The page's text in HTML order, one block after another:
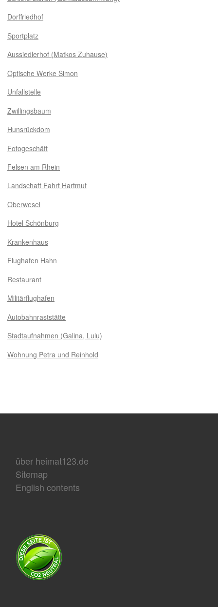
Dorffriedhof
Sportplatz
Aussiedlerhof (Matkos Zuhause)
Optische Werke Simon
Unfallstelle
Zwillingsbaum
Hunsrückdom
Fotogeschäft
Felsen am Rhein
Landschaft Fahrt Hartmut
Oberwesel
Hotel Schönburg
Krankenhaus
Flughafen Hahn
Restaurant
Militärflughafen
Autobahnraststätte
Stadtaufnahmen (Galina, Lulu)
Wohnung Petra und Reinhold
über heimat123.de
Sitemap
English contents